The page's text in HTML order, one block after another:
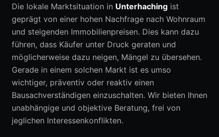
Die lokale Marktsituation in Unterhaching ist
geprägt von einer hohen Nachfrage nach Wohnraum
und steigenden Immobilienpreisen. Dies kann dazu
führen, dass Käufer unter Druck geraten und
möglicherweise dazu neigen, Mängel zu übersehen.
Gerade in einem solchen Markt ist es umso
wichtiger, präventiv oder reaktiv einen
Bausachverständigen einzuschalten. Wir bieten Ihnen
unabhängige und objektive Beratung, frei von
jeglichen Interessenkonflikten.